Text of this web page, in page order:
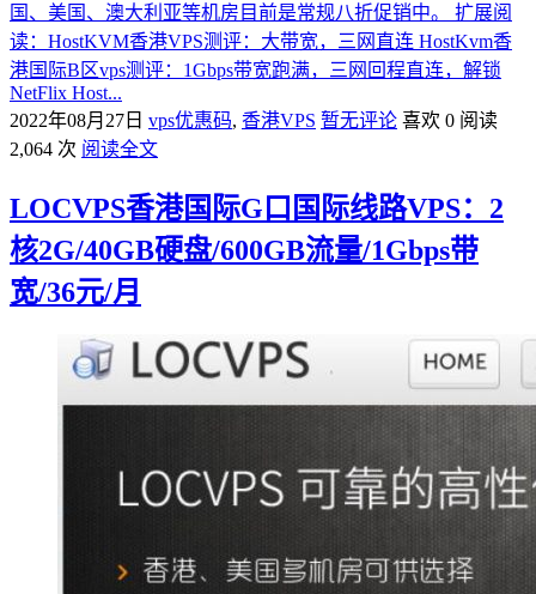
国、美国、澳大利亚等机房目前是常规八折促销中。 扩展阅
读：HostKVM香港VPS测评：大带宽，三网直连 HostKvm香
港国际B区vps测评：1Gbps带宽跑满，三网回程直连，解锁
NetFlix Host...
2022年08月27日 vps优惠码, 香港VPS 暂无评论 喜欢 0 阅读
2,064 次 阅读全文
LOCVPS香港国际G口国际线路VPS：2
核2G/40GB硬盘/600GB流量/1Gbps带
宽/36元/月